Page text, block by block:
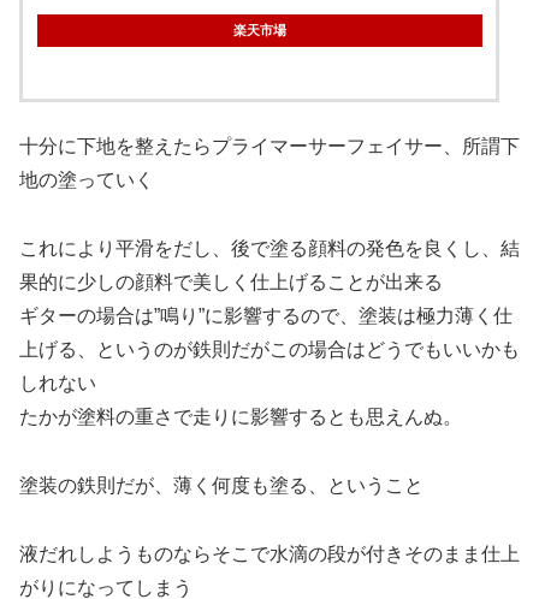
楽天市場
十分に下地を整えたらプライマーサーフェイサー、所謂下
地の塗っていく
これにより平滑をだし、後で塗る顔料の発色を良くし、結
果的に少しの顔料で美しく仕上げることが出来る
ギターの場合は”鳴り”に影響するので、塗装は極力薄く仕
上げる、というのが鉄則だがこの場合はどうでもいいかも
しれない
たかが塗料の重さで走りに影響するとも思えんぬ。
塗装の鉄則だが、薄く何度も塗る、ということ
液だれしようものならそこで水滴の段が付きそのまま仕上
がりになってしまう